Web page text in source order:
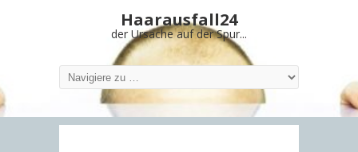
Haarausfall24
der Ursache auf der Spur...